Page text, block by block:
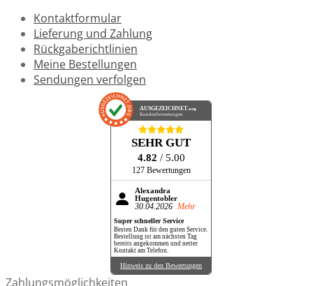
Kontaktformular
Lieferung und Zahlung
Rückgaberichtlinien
Meine Bestellungen
Sendungen verfolgen
AUSGEZEICHNET.org
Kundenbewertungen
SEHR GUT
4.82 / 5.00
127 Bewertungen
Alexandra
Hugentobler
30.04.2026 Mehr
Super schneller Service
Besten Dank für den guten Service.
Bestellung ist am nächsten Tag
bereits angekommen und netter
Kontakt am Telefon.
Hinweis zu den Bewertungen
Zahlungsmöglichkeiten